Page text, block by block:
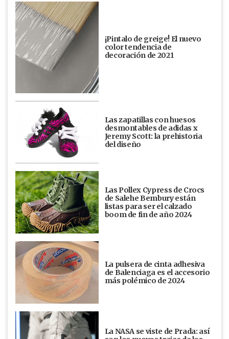
¡Pintalo de greige! El nuevo
color tendencia de
decoración de 2021
Las zapatillas con huesos
desmontables de adidas x
Jeremy Scott: la prehistoria
del diseño
Las Pollex Cypress de Crocs
de Salehe Bembury están
listas para ser el calzado
boom de fin de año 2024
La pulsera de cinta adhesiva
de Balenciaga es el accesorio
más polémico de 2024
La NASA se viste de Prada: así